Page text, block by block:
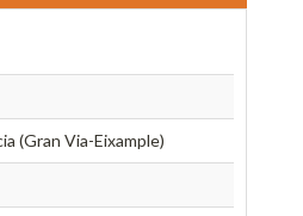
(Gran Via-Eixample)